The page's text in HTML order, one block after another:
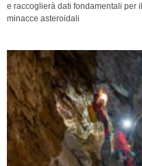
e raccoglierà dati fondamentali per
minacce asteroidali